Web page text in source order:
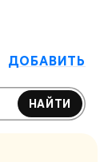
ДОБАВИТЬ
НАЙТИ